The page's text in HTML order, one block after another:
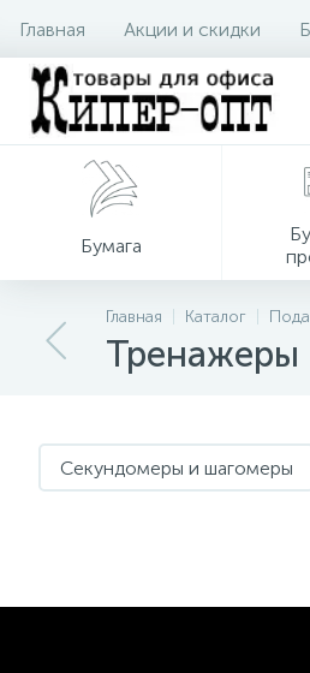
Главная Акции и скидки
Бумага
Главная Каталог
Тренажеры
Секундомеры и шагомеры